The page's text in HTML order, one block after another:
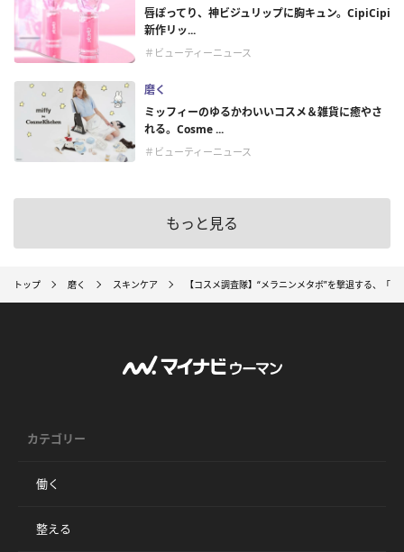
唇ぽってり、神ビジュリップに胸キュン。CipiCipi
新作リッ...
＃ビューティーニュース
磨く
ミッフィーのゆるかわいいコスメ＆雑貨に癒やさ
れる。Cosme ...
＃ビューティーニュース
もっと見る
トップ 磨く スキンケア 【コスメ調査隊】“メラニンメタボ”を撃退する、「
カテゴリー
働く
整える